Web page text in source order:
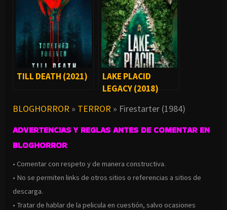
TILL DEATH (2021)
LAKE PLACID
LEGACY (2018)
BLOGHORROR » TERROR » Firestarter (1984)
ADVERTENCIAS Y REGLAS ANTES DE COMENTAR EN
BLOGHORROR
• Comentar con respeto y de manera constructiva.
• No se permiten links de otros sitios o referencias a sitios de
descarga.
• Tratar de hablar de la pelicula en cuestión, salvo ocasiones